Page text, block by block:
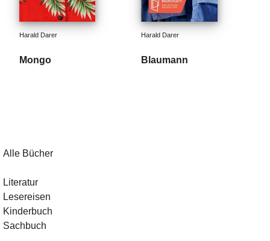
Harald Darer
Mongo
Harald Darer
Blaumann
Alle Bücher
Literatur
Lesereisen
Kinderbuch
Sachbuch